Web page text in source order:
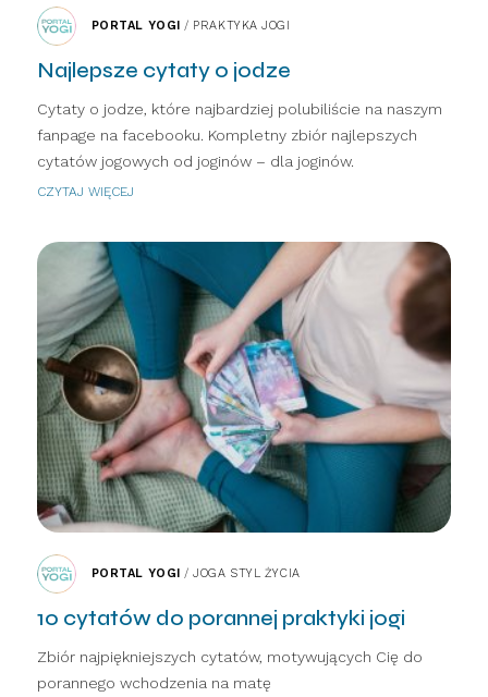
PORTAL YOGI / PRAKTYKA JOGI
Najlepsze cytaty o jodze
Cytaty o jodze, które najbardziej polubiliście na naszym
fanpage na facebooku. Kompletny zbiór najlepszych
cytatów jogowych od joginów – dla joginów.
CZYTAJ WIĘCEJ
PORTAL YOGI /JOGA STYL ŻYCIA
10 cytatów do porannej praktyki jogi
Zbiór najpiękniejszych cytatów, motywujących Cię do
porannego wchodzenia na matę